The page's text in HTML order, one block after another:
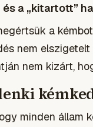
és a „kitartott”
a
nem
nem kizárt,
minden állam